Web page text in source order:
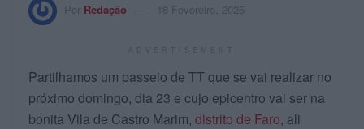
Por Redação 18 Fevereiro, 2025
Partilhamos um passeio de TT que se vai realizar no
próximo domingo, dia 23 e cujo epicentro vai ser na
bonita Vila de Castro Marim, distrito de Faro, ali